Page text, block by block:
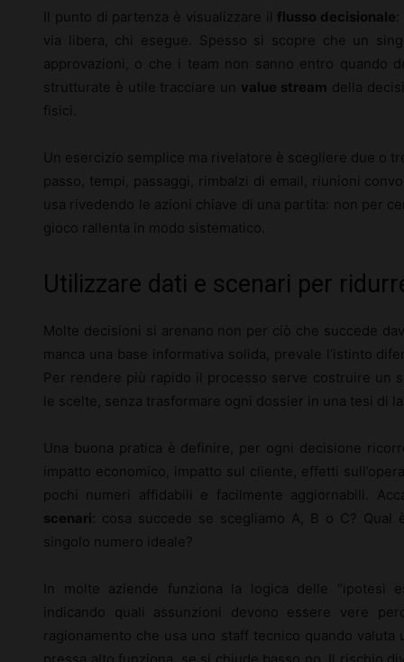
Il punto di partenza è visualizzare il flusso decisionale
via libera, chi esegue. Spesso si scopre che un
approvazioni, o che i team non sanno entro quando
strutturate è utile tracciare un value stream della
fisici.
Un esercizio semplice ma rivelatore è scegliere due o
passo, tempi, passaggi, rimbalzi di email, riunioni
usa rivedendo le azioni chiave di una partita: non per
gioco rallenta in modo sistematico.
Utilizzare dati e scenari per
Molte decisioni si arenano non per ciò che succede
manca una base informativa solida, prevale l’istinto
Per rendere più rapido il processo serve costruire un
le scelte, senza trasformare ogni dossier in una tesi di
Una buona pratica è definire, per ogni decisione
impatto economico, impatto sul cliente, effetti
pochi numeri affidabili e facilmente aggiornabili.
scenari : cosa succede se scegliamo A, B o C?
singolo numero ideale?
In molte aziende funziona la logica delle “ipotesi
indicando quali assunzioni devono essere vere
ragionamento che usa uno staff tecnico quando valuta